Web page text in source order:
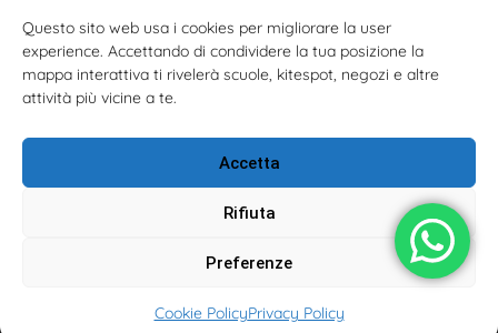
Questo sito web usa i cookies per migliorare la user
experience. Accettando di condividere la tua posizione la
mappa interattiva ti rivelerà scuole, kitespot, negozi e altre
attività più vicine a te.
Accetta
Rifiuta
Preferenze
Cookie PolicyPrivacy Policy
Cerca il tuo Usato
Kitesurfing powered by Associazione Kitesurf Italiana